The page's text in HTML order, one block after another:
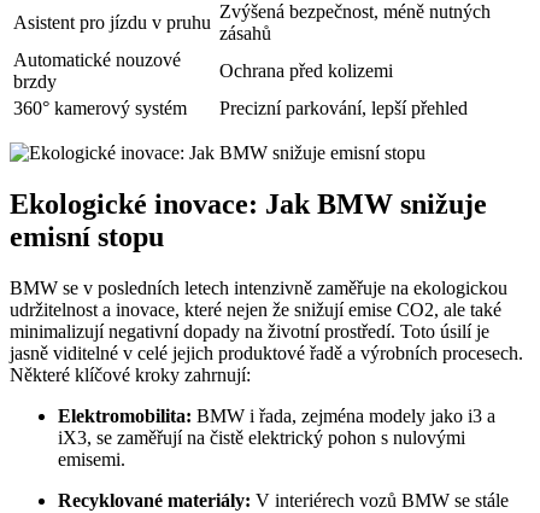
Asistent pro jízdu v pruhu
Zvýšená bezpečnost, méně nutných
zásahů
Automatické nouzové
brzdy
Ochrana před kolizemi
360° kamerový systém
Precizní parkování, lepší přehled
Ekologické inovace: Jak BMW snižuje
emisní stopu
BMW se v posledních letech intenzivně zaměřuje na ekologickou
udržitelnost a inovace, které nejen že snižují emise CO2, ale také
minimalizují negativní dopady na životní prostředí. Toto úsilí je
jasně viditelné v celé jejich produktové řadě a výrobních procesech.
Některé klíčové kroky zahrnují:
Elektromobilita: BMW i řada, zejména modely jako i3 a
iX3, se zaměřují na čistě elektrický pohon s nulovými
emisemi.
Recyklované materiály: V interiérech vozů BMW se stále